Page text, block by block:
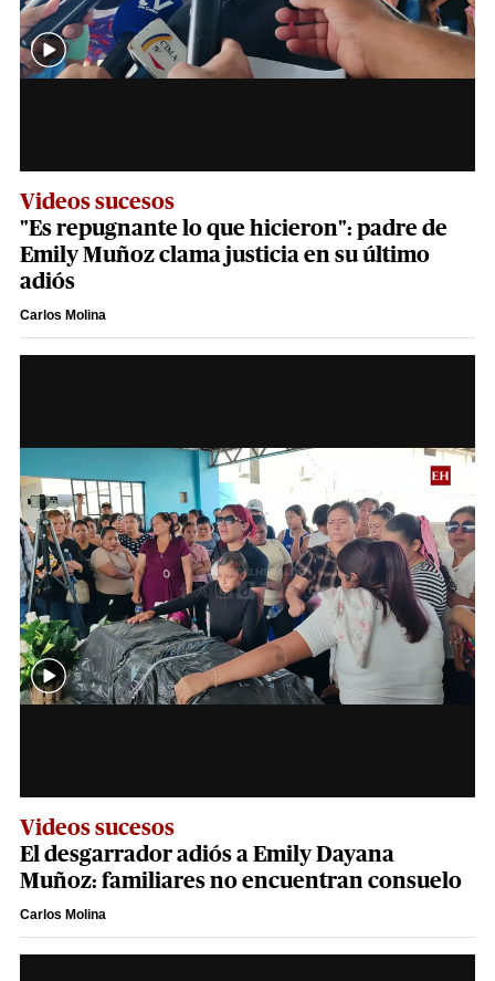
Videos sucesos
"Es repugnante lo que hicieron": padre de
Emily Muñoz clama justicia en su último
adiós
Carlos Molina
Videos sucesos
El desgarrador adiós a Emily Dayana
Muñoz: familiares no encuentran consuelo
Carlos Molina